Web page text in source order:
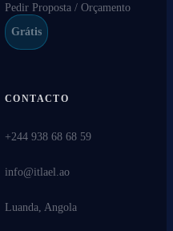
Pedir Proposta / Orçamento
Grátis
CONTACTO
+244 938 68 68 59
info@itlael.ao
Luanda, Angola